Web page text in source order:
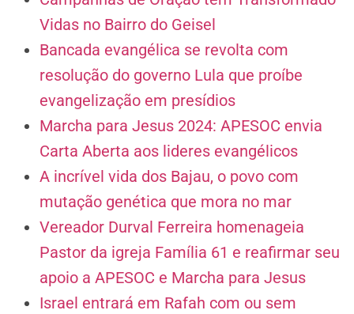
Vidas no Bairro do Geisel
Bancada evangélica se revolta com
resolução do governo Lula que proíbe
evangelização em presídios
Marcha para Jesus 2024: APESOC envia
Carta Aberta aos lideres evangélicos
A incrível vida dos Bajau, o povo com
mutação genética que mora no mar
Vereador Durval Ferreira homenageia
Pastor da igreja Família 61 e reafirmar seu
apoio a APESOC e Marcha para Jesus
Israel entrará em Rafah com ou sem